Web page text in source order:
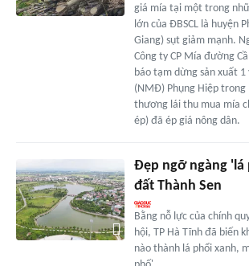
giá mía tại một trong
lớn của ĐBSCL là huyện
Giang) sụt giảm mạnh.
Công ty CP Mía đường
báo tạm dừng sản xuất
(NMĐ) Phụng Hiệp trong
thương lái thu mua mía
ép) đã ép giá nông dân.
Đẹp ngỡ ngàng 'lá
đất Thành Sen
Bằng nỗ lực của chính
hội, TP Hà Tĩnh đã biến
nào thành lá phổi xanh,